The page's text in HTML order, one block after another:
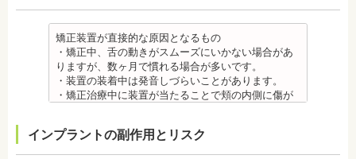
膜にアレルギー症状が起きた場合は、速やかに歯科
医師の指示を仰いでください。
抜歯・麻酔 ・矯正をしたい箇所に十分なスペースが
ない場合は、抜歯を必要とすることもあります。健
康上問題のない歯を抜歯する場合もあります。
・抜歯する場合は麻酔注射を行います。麻酔薬の中
もあるため、心が起こることもあります。臓や血圧
ついたり、口内炎になったり、歯の移動に伴う痛み
を感じることもありますので、必要に応じワックス
で対処する場合やその他の対処策を行う場合があり
ます。
・矯正装置を装着した直後や、ワイヤーを交換した
直後に痛みを感じることがありますが、数日でおさ
まる場合が多いです。また、冷たいものを飲んだと
科医師に相談しましょう。
矯正装置が直接的な原因となるもの
・矯正中、舌の動きがスムーズにいかない場合があ
りますが、数ヶ月で慣れる場合が多いです。
・装置の装着中は発音しづらいことがあります。
・矯正治療中に装置が当たることで頬の内側に傷が
で対処する場合やその他の対処策を行う場合があり
ます。
インプラントの副作用とリスク